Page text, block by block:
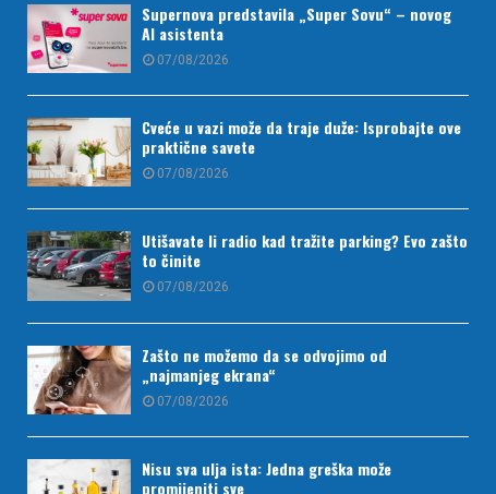
Supernova predstavila „Super Sovu“ – novog
AI asistenta
07/08/2026
Cveće u vazi može da traje duže: Isprobajte ove
praktične savete
07/08/2026
Utišavate li radio kad tražite parking? Evo zašto
to činite
07/08/2026
Zašto ne možemo da se odvojimo od
„najmanjeg ekrana“
07/08/2026
Nisu sva ulja ista: Jedna greška može
promijeniti sve